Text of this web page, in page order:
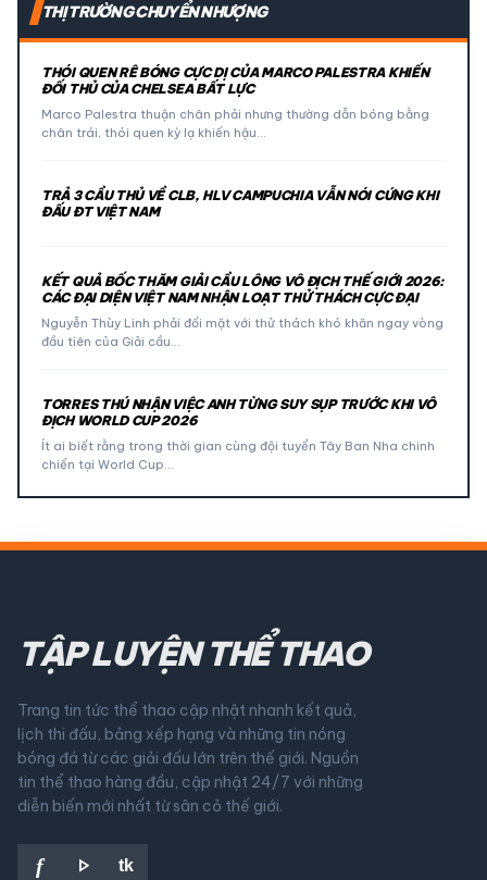
THỊ TRƯỜNG CHUYỂN NHƯỢNG
THÓI QUEN RÊ BÓNG CỰC DỊ CỦA MARCO PALESTRA KHIẾN
ĐỐI THỦ CỦA CHELSEA BẤT LỰC
Marco Palestra thuận chân phải nhưng thường dẫn bóng bằng
chân trái, thói quen kỳ lạ khiến hậu…
TRẢ 3 CẦU THỦ VỀ CLB, HLV CAMPUCHIA VẪN NÓI CỨNG KHI
ĐẤU ĐT VIỆT NAM
KẾT QUẢ BỐC THĂM GIẢI CẦU LÔNG VÔ ĐỊCH THẾ GIỚI 2026:
CÁC ĐẠI DIỆN VIỆT NAM NHẬN LOẠT THỬ THÁCH CỰC ĐẠI
Nguyễn Thùy Linh phải đối mặt với thử thách khó khăn ngay vòng
đầu tiên của Giải cầu…
TORRES THÚ NHẬN VIỆC ANH TỪNG SUY SỤP TRƯỚC KHI VÔ
ĐỊCH WORLD CUP 2026
Ít ai biết rằng trong thời gian cùng đội tuyển Tây Ban Nha chinh
chiến tại World Cup…
TẬP LUYỆN THỂ THAO
Trang tin tức thể thao cập nhật nhanh kết quả,
lịch thi đấu, bảng xếp hạng và những tin nóng
bóng đá từ các giải đấu lớn trên thế giới. Nguồn
tin thể thao hàng đầu, cập nhật 24/7 với những
diễn biến mới nhất từ sân cỏ thế giới.
f play_arrow tk